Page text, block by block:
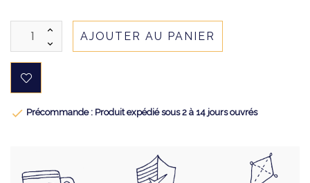
AJOUTER AU PANIER
 Précommande : Produit expédié sous 2 à 14 jours ouvrés